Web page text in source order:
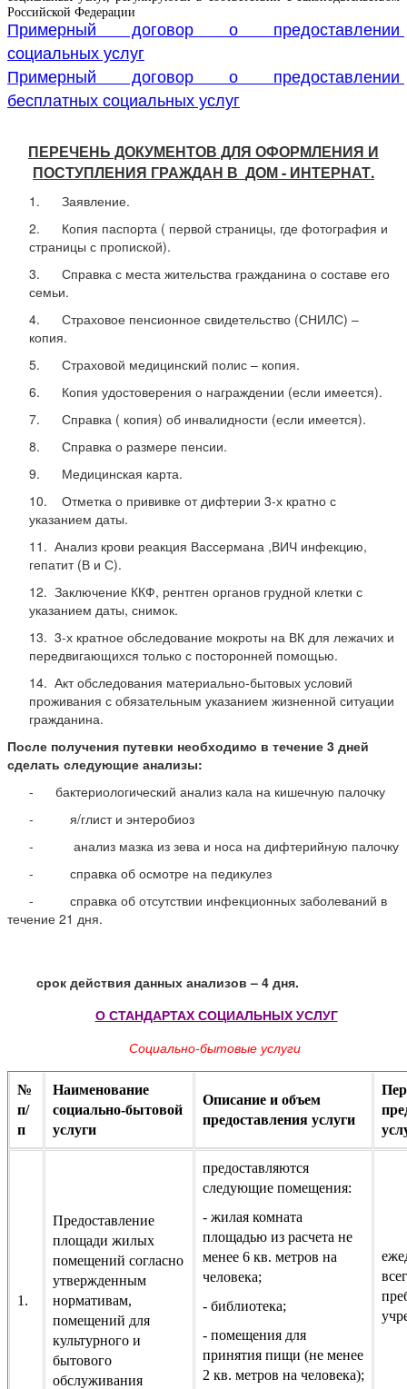
Российской Федерации
Примерный договор о предоставлении
социальных услуг
Примерный договор о предоставлении
бесплатных социальных услуг
ПЕРЕЧЕНЬ ДОКУМЕНТОВ ДЛЯ ОФОРМЛЕНИЯ И
ПОСТУПЛЕНИЯ ГРАЖДАН В ДОМ - ИНТЕРНАТ.
1. Заявление.
2. Копия паспорта ( первой страницы, где фотография и
страницы с пропиской).
3. Справка с места жительства гражданина о составе его
семьи.
4. Страховое пенсионное свидетельство (СНИЛС) –
копия.
5. Страховой медицинский полис – копия.
6. Копия удостоверения о награждении (если имеется).
7. Справка ( копия) об инвалидности (если имеется).
8. Справка о размере пенсии.
9. Медицинская карта.
10. Отметка о прививке от дифтерии 3-х кратно с
указанием даты.
11. Анализ крови реакция Вассермана ,ВИЧ инфекцию,
гепатит (В и С).
12. Заключение ККФ, рентген органов грудной клетки с
указанием даты, снимок.
13. 3-х кратное обследование мокроты на ВК для лежачих и
передвигающихся только с посторонней помощью.
14. Акт обследования материально-бытовых условий
проживания с обязательным указанием жизненной ситуации
гражданина.
После получения путевки необходимо в течение 3 дней
сделать следующие анализы:
- бактериологический анализ кала на кишечную палочку
- я/глист и энтеробиоз
- анализ мазка из зева и носа на дифтерийную палочку
- справка об осмотре на педикулез
- справка об отсутствии инфекционных заболеваний в
течение 21 дня.
срок действия данных анализов – 4 дня.
О СТАНДАРТАХ СОЦИАЛЬНЫХ УСЛУГ
Социально-бытовые услуги
№
п/
п
Наименование
социально-бытовой
услуги
Описание и объем
предоставления услуги
1.
Предоставление
площади жилых
помещений согласно
утвержденным
нормативам,
помещений для
культурного и
бытового
обслуживания
предоставляются
следующие помещения:
- жилая комната
площадью из расчета не
менее 6 кв. метров на
человека;
- библиотека;
- помещения для
принятия пищи (не менее
2 кв. метров на человека);